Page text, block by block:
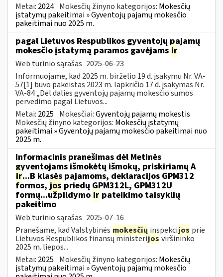
Metai: 2024 Mokesčių žinyno kategorijos: Mokesčių
įstatymų pakeitimai » Gyventojų pajamų mokesčio
pakeitimai nuo 2025 m.
pagal Lietuvos Respublikos gyventojų pajamų
mokesčio įstatymą paramos gavėjams ir
Web turinio sąrašas 2025-06-23
Informuojame, kad 2025 m. birželio 19 d. įsakymu Nr. VA-
57[1] buvo pakeistas 2023 m. lapkričio 17 d. įsakymas Nr.
VA-84 „Dėl dalies gyventojų pajamų mokesčio sumos
pervedimo pagal Lietuvos...
Metai: 2025 Mokesčiai:Gyventojų pajamų mokestis
Mokesčių žinyno kategorijos: Mokesčių įstatymų
pakeitimai » Gyventojų pajamų mokesčio pakeitimai nuo
2025 m.
Informacinis pranešimas dėl Metinės
gyventojams išmokėtų išmokų, priskiriamų A
ir...B klasės pajamoms, deklaracijos GPM312
formos, jos priedų GPM312L, GPM312U
formų...užpildymo ir pateikimo taisyklių
pakeitimo
Web turinio sąrašas 2025-07-16
Pranešame, kad Valstybinės mokesčių inspekcijos prie
Lietuvos Respublikos finansų ministerijos viršininko
2025 m. liepos...
Metai: 2025 Mokesčių žinyno kategorijos: Mokesčių
įstatymų pakeitimai » Gyventojų pajamų mokesčio